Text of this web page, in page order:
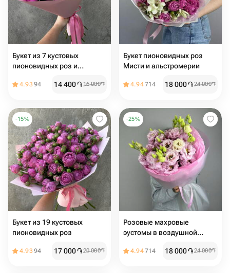
Букет из 7 кустовых
пионовидных роз и
4.9394 14 400֏16 000֏
Букет пионовидных роз
Мисти и альстромерии
4.94714 18 000֏24 000֏
-15%
Букет из 19 кустовых
пионовидных роз
4.9394 17 000֏20 000֏
-25%
Розовые махровые
эустомы в воздушной
4.94714 18 000֏24 000֏